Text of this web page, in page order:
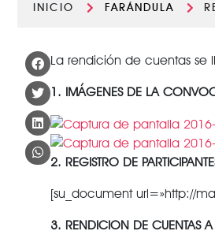
INICIO FARÁNDULA
La rendición de cuentas se
1. IMÁGENES DE LA
2. REGISTRO DE
[su_document url=»http://
3. RENDICION DE CUENTAS